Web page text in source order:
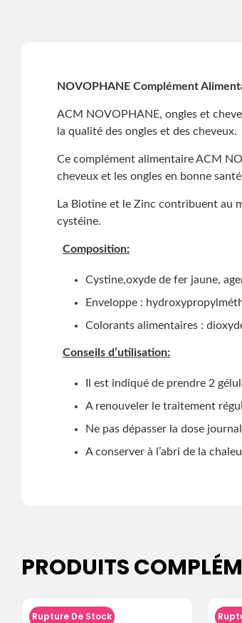
NOVOPHANE Complément
ACM NOVOPHANE, ongles et
la qualité des ongles et des cheveux.
Ce complément alimentaire ACM
cheveux et les ongles en bonne
La Biotine et le Zinc contribuent au
cystéine.
Composition:
Cystine,oxyde de fer jaune,
Enveloppe :
Colorants alimentaires :
Conseils d’utilisation:
Il est indiqué de prendre 2
A renouveler le traitement
Ne pas dépasser la dose
A conserver à l’abri de la
PRODUITS
Rupture De Stock